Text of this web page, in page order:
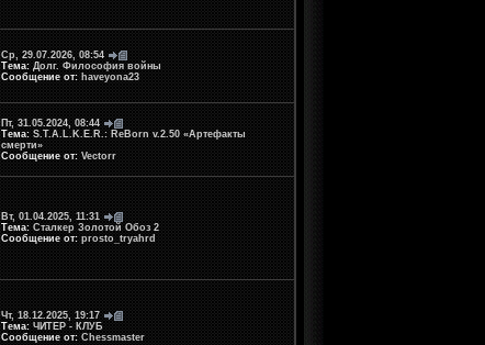
Ср, 29.07.2026, 08:54
Тема: Долг. Философия войны
Сообщение от: haveyona23
Пт, 31.05.2024, 08:44
Тема: S.T.A.L.K.E.R.: ReBorn v.2.50 «Артефакты
смерти»
Сообщение от: Vectorr
Вт, 01.04.2025, 11:31
Тема: Сталкер Золотой Обоз 2
Сообщение от: prosto_tryahrd
Чт, 18.12.2025, 19:17
Тема: ЧИТЕР - КЛУБ
Сообщение от: Chessmaster